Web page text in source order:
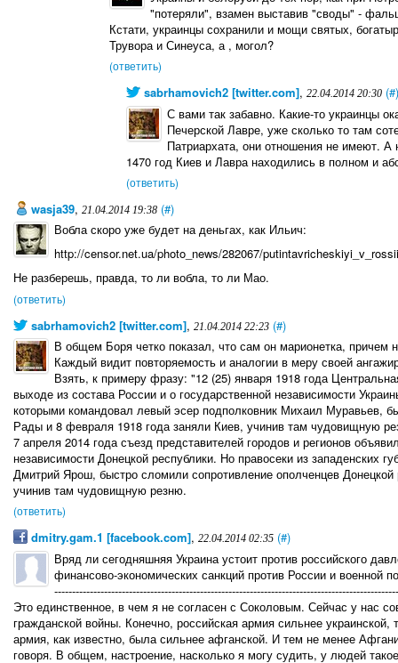
"потеряли", взамен выставив "своды" -
Кстати, украинцы сохранили и мощи святых,
Трувора и Синеуса, а , могол?
(ответить)
sabrhamovich2 [twitter.com],22.04.2014 20:30
С вами так забавно. Какие-то украинцы
Печерской Лавре, уже сколько то там
Патриархата, они отношения не имеют.
1470 год Киев и Лавра находились в полном и
(ответить)
wasja39, 21.04.2014 19:38 (#)
Вобла скоро уже будет на деньгах, как Ильич:
http://censor.net.ua/photo_news/282067/
Не разберешь, правда, то ли вобла, то ли Мао.
(ответить)
sabrhamovich2 [twitter.com], 21.04.2014 22:23 (#)
В общем Боря четко показал, что сам он марионетка, причем
Каждый видит повторяемость и аналогии в меру своей
Взять, к примеру фразу: "12 (25) января 1918 года
выходе из состава России и о государственной независимости
которыми командовал левый эсер подполковник Михаил Муравьев,
Рады и 8 февраля 1918 года заняли Киев, учинив там чудовищную
7 апреля 2014 года съезд представителей городов и регионов
независимости Донецкой республики. Но правосеки из западенских
Дмитрий Ярош, быстро сломили сопротивление ополченцев
учинив там чудовищную резню.
(ответить)
dmitry.gam.1 [facebook.com], 22.04.2014 02:35 (#)
Вряд ли сегодняшняя Украина устоит против российского
финансово-экономических санкций против России и военной
Это единственное, в чем я не согласен с Соколовым. Сейчас у нас
гражданской войны. Конечно, российская армия сильнее
армия, как известно, была сильнее афганской. И тем не менее
говоря. В общем, настроение, насколько я могу судить, у людей